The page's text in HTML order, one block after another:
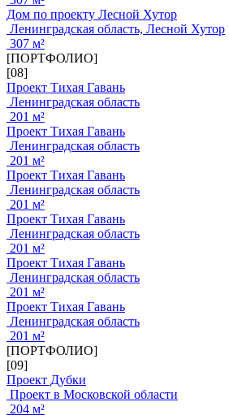
Дом по проекту Лесной Хутор
Ленинградская область, Лесной Хутор
307 м²
[ПОРТФОЛИО]
[08]
Проект Тихая Гавань
Ленинградская область
201 м²
Проект Тихая Гавань
Ленинградская область
201 м²
Проект Тихая Гавань
Ленинградская область
201 м²
Проект Тихая Гавань
Ленинградская область
201 м²
Проект Тихая Гавань
Ленинградская область
201 м²
Проект Тихая Гавань
Ленинградская область
201 м²
[ПОРТФОЛИО]
[09]
Проект Дубки
Проект в Московской области
204 м²